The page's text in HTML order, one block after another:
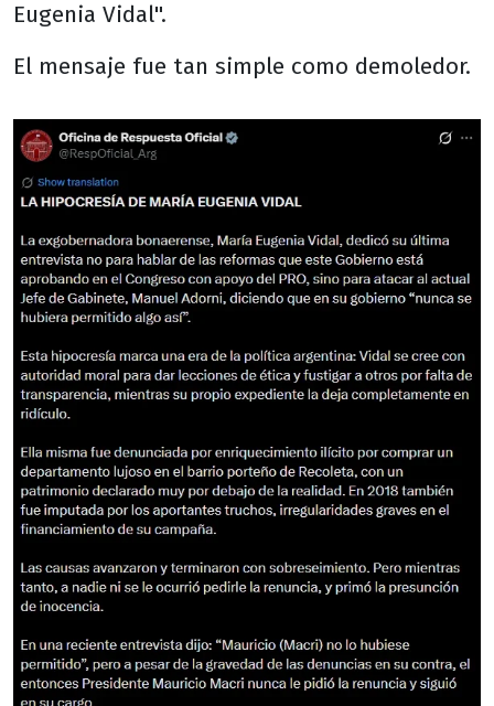
Eugenia Vidal".
El mensaje fue tan simple como demoledor.